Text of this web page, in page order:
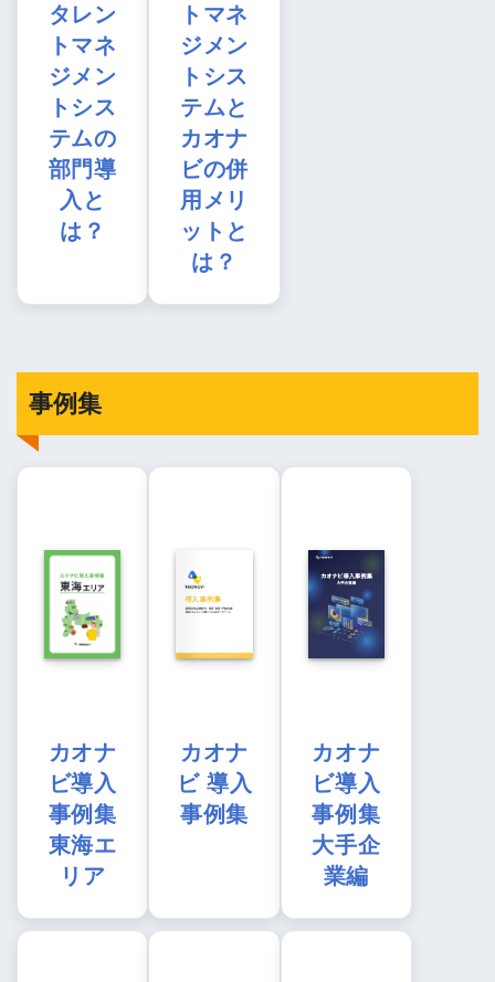
タレン
トマネ
ジメン
トシス
テムの
部門導
入と
は？
トマネ
ジメン
トシス
テムと
カオナ
ビの併
用メリ
ットと
は？
事例集
カオナ
ビ導入
事例集
東海エ
リア
カオナ
ビ 導入
事例集
カオナ
ビ導入
事例集
大手企
業編